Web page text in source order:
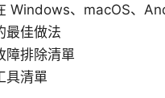
Windows、macOS、
最佳做法
障排除清單
具清單